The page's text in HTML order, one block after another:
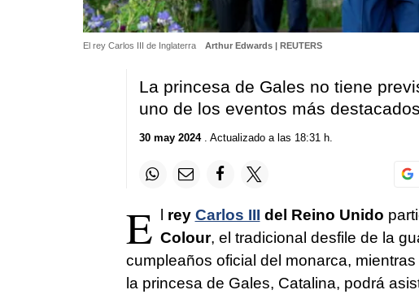
El rey Carlos III de Inglaterra Arthur Edwards | REUTERS
La princesa de Gales no tiene
uno de los eventos más
30 may 2024. Actualizado a las 18:31 h.
E l rey Carlos III del Reino Unido
Colour, el tradicional desfile de la
cumpleaños oficial del monarca,
la princesa de Gales, Catalina, podrá